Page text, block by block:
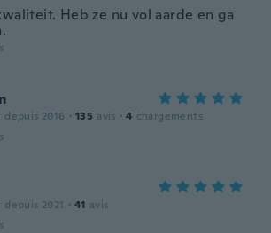
Heb ze nu vol aarde en ga
depuis 2016 · 135 avis · 4 chargements
2021 · 41 avis